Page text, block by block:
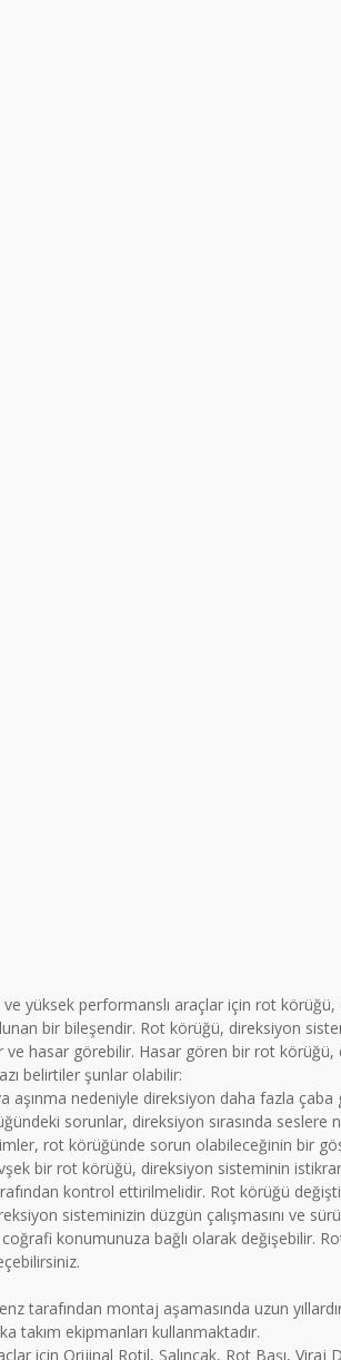
yüksek performanslı araçlar için rot
bir bileşendir. Rot körüğü, direksiyon
ve hasar görebilir. Hasar gören bir rot
belirtiler şunlar olabilir:
nedeniyle direksiyon daha fazla çaba
sorunlar, direksiyon sırasında seslere
rot körüğünde sorun olabileceğinin bir
bir rot körüğü, direksiyon sisteminin
kontrol ettirilmelidir. Rot körüğü
sisteminizin düzgün çalışmasını ve
coğrafi konumunuza bağlı olarak
tarafından montaj aşamasında uzun
takım ekipmanları kullanmaktadır.
için Orijinal Rotil, Salıncak, Rot Başı,